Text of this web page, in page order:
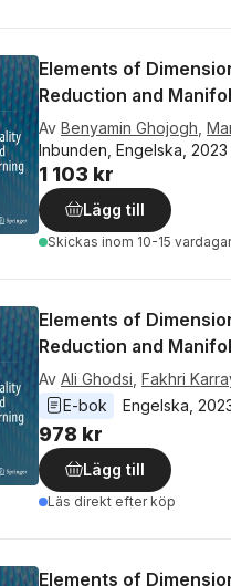
Elements of
Reduction and
Av Benyamin Ghojogh
Inbunden, Engelska, 2023
1 103 kr
Lägg till
Skickas inom 10-15 vardagar
Elements of
Reduction and
Av Ali Ghodsi Fakhri
E-bok
Engelska
978 kr
Lägg till
Läs direkt efter köp
Elements of